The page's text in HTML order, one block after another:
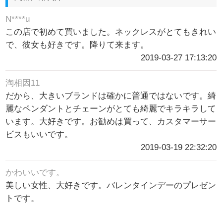
N****u
この店で初めて買いました。ネックレスがとてもきれい
で、彼女も好きです。降りて来ます。
2019-03-27 17:13:20
淘相因11
だから、大きいブランドは確かに普通ではないです。綺
麗なペンダントとチェーンがとても綺麗でキラキラして
います。大好きです。お勧めは買って、カスタマーサー
ビスもいいです。
2019-03-19 22:32:20
かわいいです。
美しい女性、大好きです。バレンタインデーのプレゼン
トです。